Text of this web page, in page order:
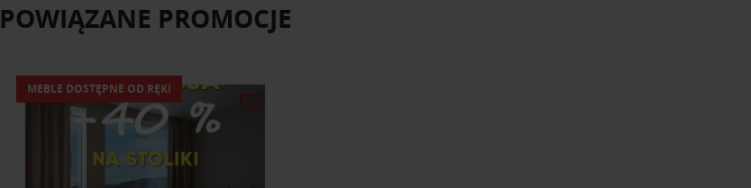
POWIĄZANE PROMOCJE
MEBLE DOSTĘPNE OD RĘKI